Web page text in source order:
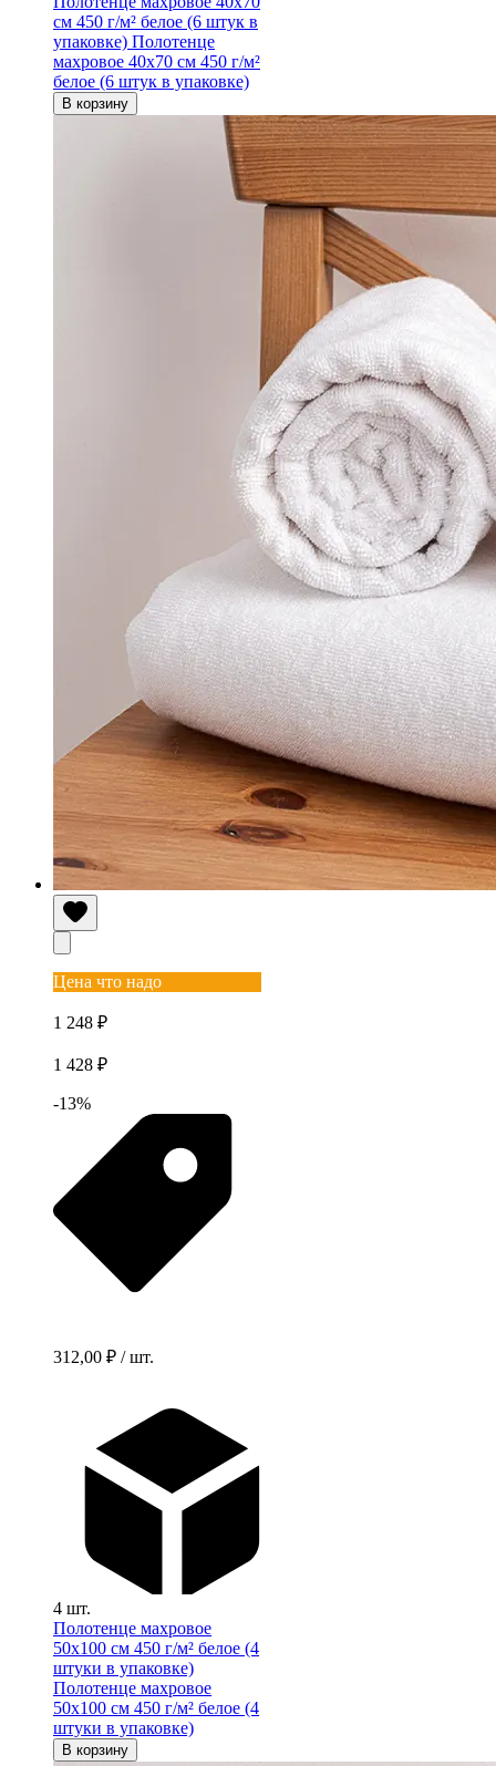
см 450 г/м² белое (6 штук в
упаковке) Полотенце
махровое 40х70 см 450 г/м²
белое (6 штук в упаковке)
В корзину
Цена что надо
1 248 ₽
1 428 ₽
-13%
312,00 ₽ / шт.
4 шт.
Полотенце махровое
50х100 см 450 г/м² белое (4
штуки в упаковке)
Полотенце махровое
50х100 см 450 г/м² белое (4
штуки в упаковке)
В корзину